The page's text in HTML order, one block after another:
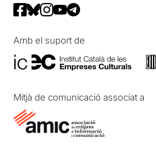
Amb el suport de
Mitjà de comunicació associat a